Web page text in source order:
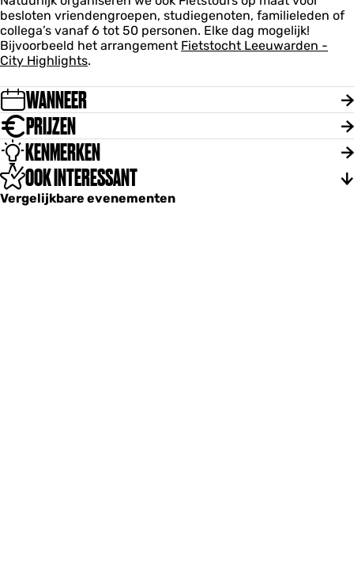
besloten vriendengroepen, studiegenoten, familieleden of
collega’s vanaf 6 tot 50 personen. Elke dag mogelijk!
Bijvoorbeeld het arrangement Fietstocht Leeuwarden -
City Highlights.
WANNEER
PRIJZEN
KENMERKEN
OOK INTERESSANT
Vergelijkbare evenementen